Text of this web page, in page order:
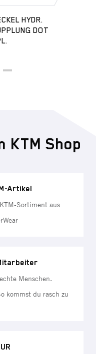
HYDR.
DOT
KTM Shop
Artikel
Sortiment aus
Menschen.
kommst du rasch zu